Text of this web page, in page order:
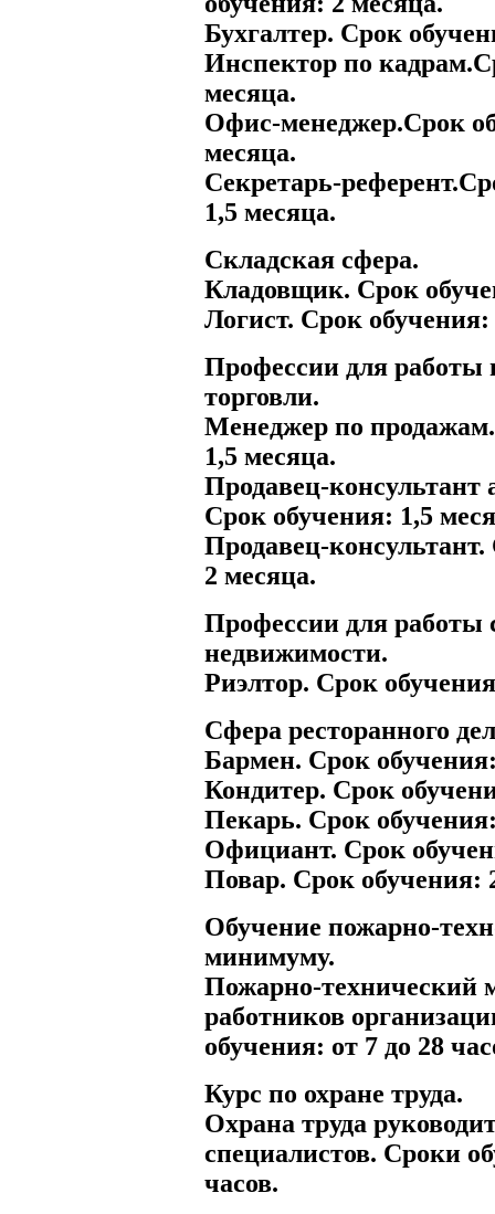
Бухгалтер. Срок
Инспектор по
месяца.
Офис-менеджер.Срок
месяца.
Секретарь-
1,5 месяца.
Складская сфера.
Кладовщик. Срок
Логист. Срок
Профессии для работы
торговли.
Менеджер по
1,5 месяца.
Продавец-консультант
Срок обучения: 1,5
Продавец-
2 месяца.
Профессии для работы
недвижимости.
Риэлтор. Срок
Сфера ресторанного
Бармен. Срок
Кондитер. Срок
Пекарь. Срок
Официант. Срок
Повар. Срок обучения:
Обучение пожарно-
минимуму.
Пожарно-технический
работников
обучения: от 7 до 28
Курс по охране труда.
Охрана труда
специалистов. Сроки
часов.